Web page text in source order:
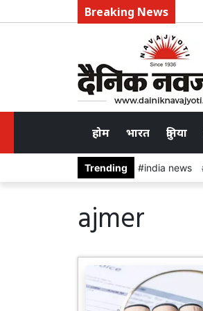
Breaking News
होम भारत दुनिया
Trending india news
ajmer